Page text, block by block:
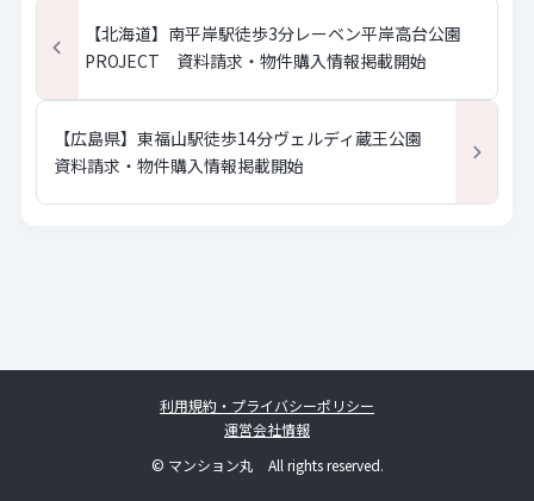
【北海道】南平岸駅徒歩3分レーベン平岸高台公園
PROJECT 資料請求・物件購入情報掲載開始
【広島県】東福山駅徒歩14分ヴェルディ蔵王公園
資料請求・物件購入情報掲載開始
利用規約・プライバシーポリシー
運営会社情報
© マンション丸 All rights reserved.